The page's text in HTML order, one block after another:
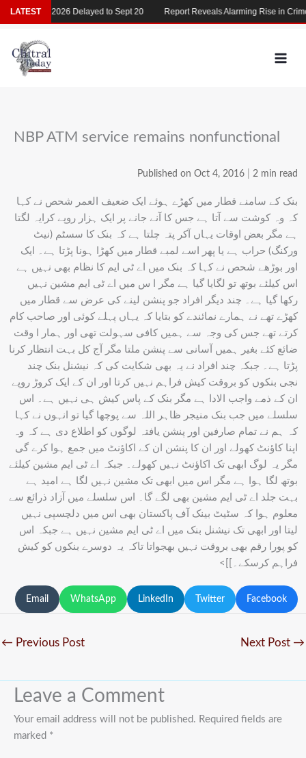
Skip
to
content
NBP ATM service remains nonfunctional
Published on Oct 4, 2016 2 min read
بنک کے سامنے قطار میں کھڑے ہوئے ایک ضعیف العمر شحص نے کہا
کہ وہ کوشت سے آتا ہے جس کا آنے جانے پر ایک ہزار روپے کرایہ لگتا
ہے مگر بعض اوقات یہاں آکر پتہ چلتا ہے کہ بنک کا سسٹم (نیٹ
ورکنگ) حراب ہے یا پھر اسے لمبے قطار میں کھڑا ہونا پڑتا ہے۔ ایک
اور بوڑھے شحص نے کہا کہ بنک میں اے ٹی ایم کا نظام بھی نہیں ہے
اس کیلئے بوتھ تو لگایا گیا ہے مگر ا س میں اے ٹی ایم مشین نہیں
رکھا گیا ہے۔ چند دیگر افراد جو پنشن لینے کی عرض سے قطار میں
کھڑے تھے نے ہمارے نمائندے کو بتایا کہ یہاں پہلے کوئی اور صاحب کام
کرتے تھے جس کی وجہ سے ہمیں کافی سہولت تھی اور ہمار ا وقت
ضائع کئے بغیر ہمیں آسانی سے پنشن ملتا مگر آج کل بہت انتظار کرنا
پڑتا ہے۔ جبکہ چند افراد نے یہ بھی شکایت کی کہ نیشنل بنک چند
نجی بنکوں کو بروقت کیش فراہم نہیں کرتا اور ان کے ایک کروڑ روپے
ان کے ذمے واجب الادا ہے مگر بنک کے پاس کیش ہی نہیں ہے۔ اس
سلسلے میں جب بنک منیجر ظاہر اللہ سے پوچھا گیا تو انہوں نے کہا
کہ ہم نے تمام صارفین اور پنشن یافتہ لوگوں کو اطلاع دی ہے کہ وہ
اپنا کاؤنٹ کھولے اور ان کا پنشن ان کے اکاؤنٹ میں جمع ہوا کرے گی
مگر یہ لوگ ابھی تک اکاؤنٹ نہیں کھولے۔ جبکہ اے ٹی ایم مشین کیلئے
بوتھ لگا ہوا ہے مگر اس میں ابھی تک مشین نہیں لگا ہے امید ہے
بہت جلد اے ٹی ایم مشین بھی لگے گا۔ اس سلسلے میں آزاد ذرائع سے
معلوم ہوا کہ سٹیٹ بینک آف پاکستان بھی اس میں دلچسپی نہیں
لیتا اور ابھی تک نیشنل بنک میں اے ٹی ایم مشین نہیں ہے جبکہ اس
کو پورا رقم بھی بروقت نہیں بھجواتا تاکہ یہ دوسرے بنکوں کو کیش
فراہم کرسکے۔]]>
Facebook
Twitter
LinkedIn
WhatsApp
Email
← Previous Post Next Post →
Leave a Comment
Your email address will not be published. Required fields are
marked *
LATEST
MDCAT 2026 Delayed to Sept 20 Report Reveals Alarming Rise in